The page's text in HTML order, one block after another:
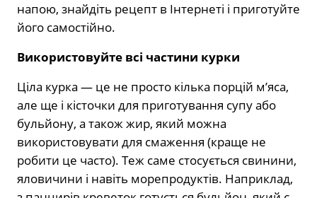
напою, знайдіть рецепт в Інтернеті і приготуйте
його самостійно.
Використовуйте всі частини курки
Ціла курка — це не просто кілька порцій м’яса,
але ще і кісточки для приготування супу або
бульйону, а також жир, який можна
використовувати для смаження (краще не
робити це часто). Теж саме стосується свинини,
яловичини і навіть морепродуктів. Наприклад,